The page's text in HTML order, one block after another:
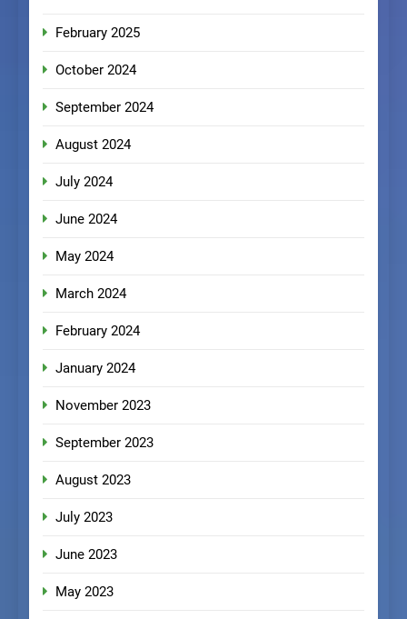
February 2025
October 2024
September 2024
August 2024
July 2024
June 2024
May 2024
March 2024
February 2024
January 2024
November 2023
September 2023
August 2023
July 2023
June 2023
May 2023